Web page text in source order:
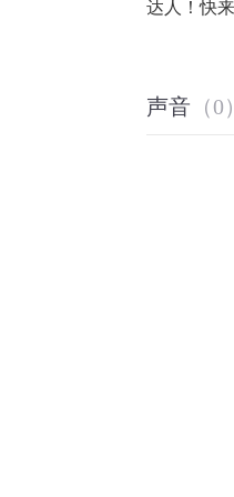
达人！快
声音 （0）